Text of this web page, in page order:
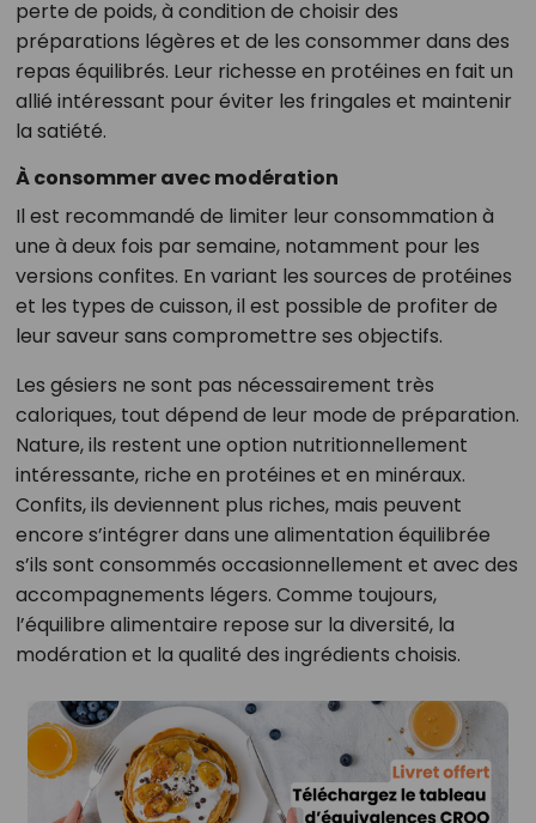
perte de poids, à condition de choisir des
préparations légères et de les consommer dans des
repas équilibrés. Leur richesse en protéines en fait un
allié intéressant pour éviter les fringales et maintenir
la satiété.
À consommer avec modération
Il est recommandé de limiter leur consommation à
une à deux fois par semaine, notamment pour les
versions confites. En variant les sources de protéines
et les types de cuisson, il est possible de profiter de
leur saveur sans compromettre ses objectifs.
Les gésiers ne sont pas nécessairement très
caloriques, tout dépend de leur mode de préparation.
Nature, ils restent une option nutritionnellement
intéressante, riche en protéines et en minéraux.
Confits, ils deviennent plus riches, mais peuvent
encore s’intégrer dans une alimentation équilibrée
s’ils sont consommés occasionnellement et avec des
accompagnements légers. Comme toujours,
l’équilibre alimentaire repose sur la diversité, la
modération et la qualité des ingrédients choisis.